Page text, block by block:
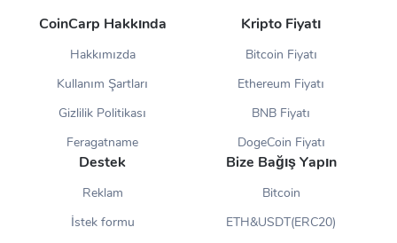
CoinCarp Hakkında
Hakkımızda
Kullanım Şartları
Gizlilik Politikası
Feragatname
Kripto Fiyatı
Bitcoin Fiyatı
Ethereum Fiyatı
BNB Fiyatı
DogeCoin Fiyatı
Destek
Reklam
İstek formu
Bize Bağış Yapın
Bitcoin
ETH&USDT(ERC20)